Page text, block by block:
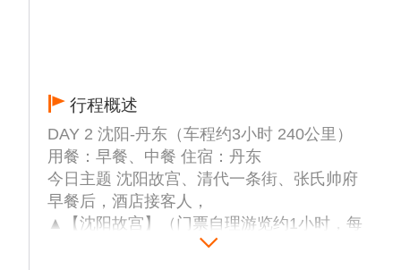
行程概述
DAY 2 沈阳-丹东（车程约3小时 240公里）
用餐：早餐、中餐 住宿：丹东
今日主题 沈阳故宫、清代一条街、张氏帅府
早餐后，酒店接客人，
▲【沈阳故宫】（门票自理游览约1小时，每
周一全天闭馆），沈阳故宫位于沈阳市沈河